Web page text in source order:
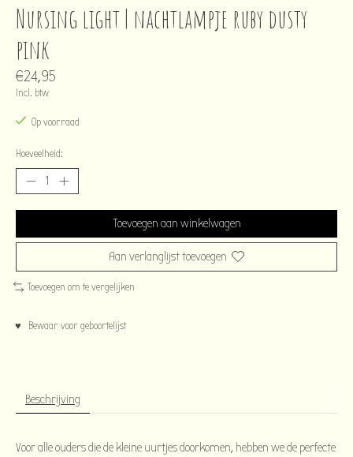
Nursing light | nachtlampje ruby dusty
pink
€24,95
Incl. btw
Op voorraad
Hoeveelheid:
Toevoegen aan winkelwagen
Aan verlanglijst toevoegen
Toevoegen om te vergelijken
♥ Bewaar voor geboortelijst
Beschrijving
Voor alle ouders die de kleine uurtjes doorkomen, hebben we de perfecte